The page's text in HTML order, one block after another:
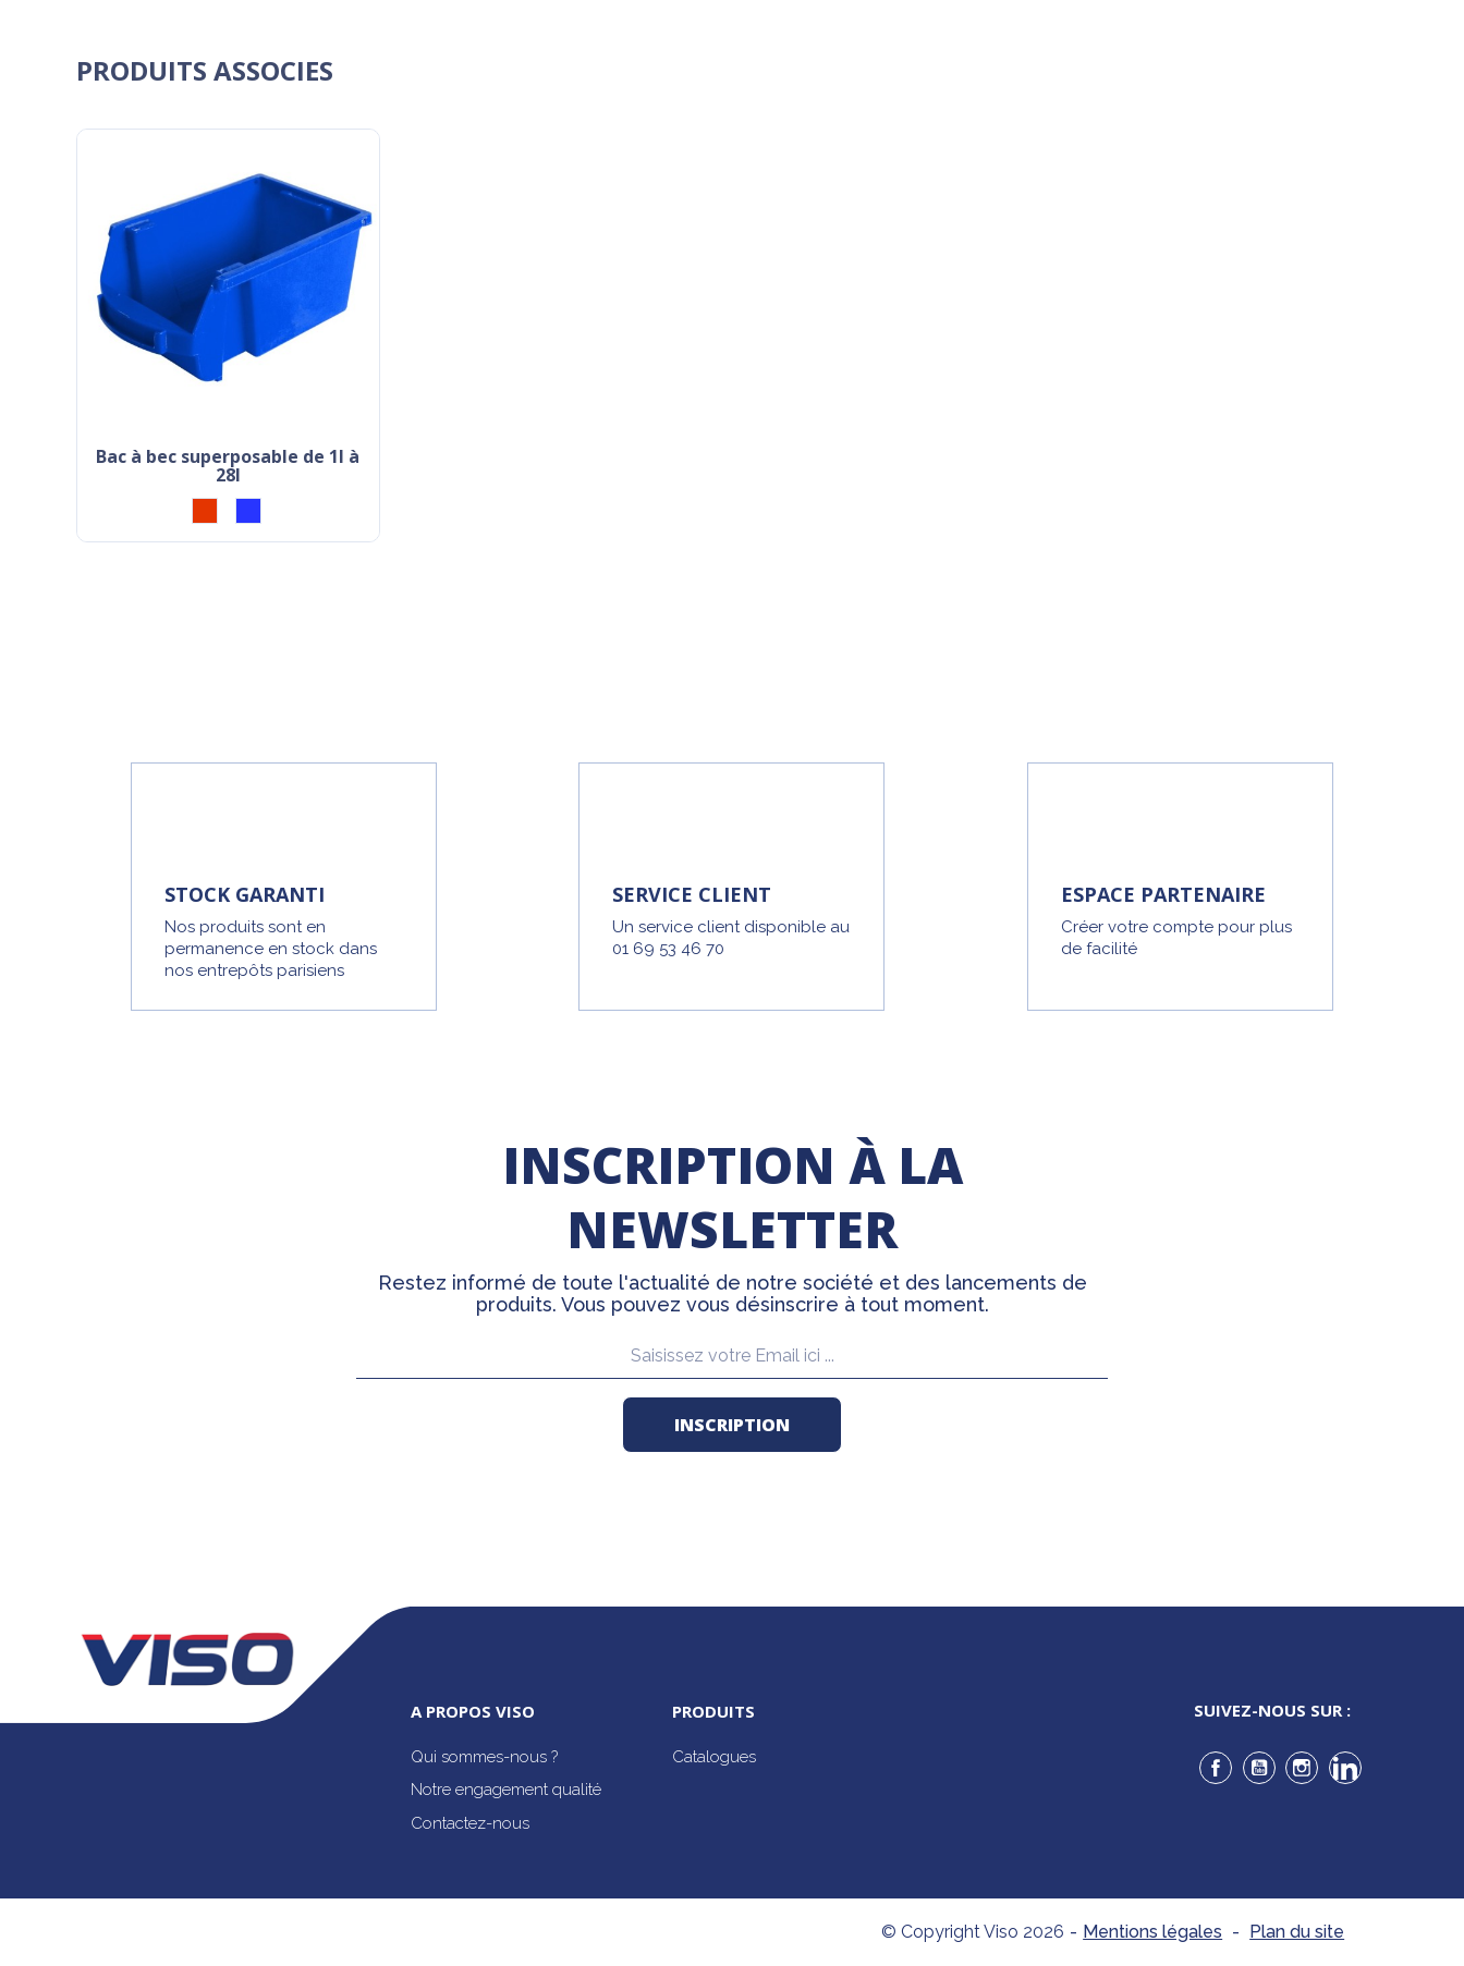
PRODUITS ASSOCIES
bac à bec superposable de 1l à
28l
STOCK GARANTI
Nos produits sont en
permanence en stock dans
nos entrepôts parisiens
SERVICE CLIENT
Un service client disponible au
01 69 53 46 70
ESPACE PARTENAIRE
Créer votre compte pour plus
de facilité
INSCRIPTION À LA
NEWSLETTER
Restez informé de toute l'actualité de notre société et des lancements de
produits. Vous pouvez vous désinscrire à tout moment.
A PROPOS VISO
Qui sommes-nous ?
Notre engagement qualité
Contactez-nous
PRODUITS
Catalogues
SUIVEZ-NOUS SUR :
Facebook
YouTubeInstagramLinkedIn
© Copyright Viso 2026 - Mentions légales - Plan du site